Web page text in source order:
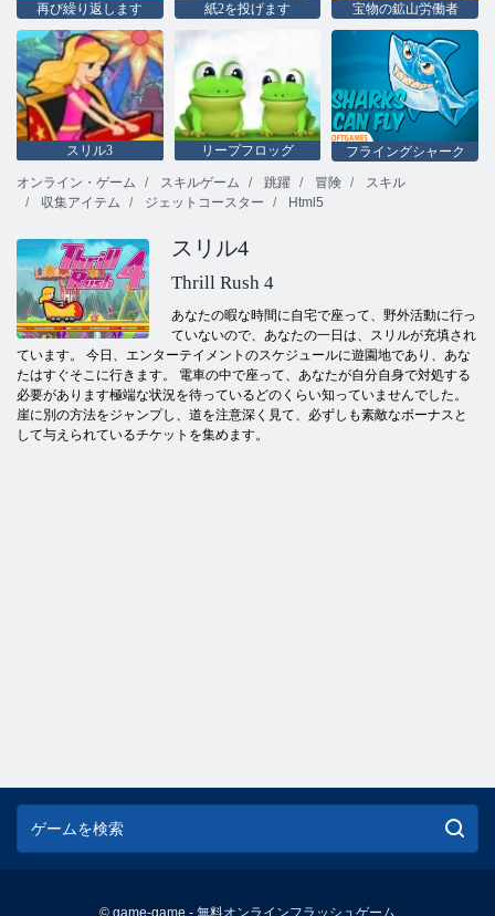
再び繰り返します 紙2を投げます 宝物の鉱山労働者
スリル3 リープフロッグ
フライングシャーク
オンライン・ゲーム
スキルゲーム 跳躍 冒険
スキル
収集アイテム
ジェットコースター Html5
スリル4
Thrill Rush 4
あなたの暇な時間に自宅で座って、野外活動に行っ
ていないので、あなたの一日は、スリルが充填され
ています。 今日、エンターテイメントのスケジュールに遊園地であり、あな
たはすぐそこに行きます。 電車の中で座って、あなたが自分自身で対処する
必要があります極端な状況を待っているどのくらい知っていませんでした。
崖に別の方法をジャンプし、道を注意深く見て、必ずしも素敵なボーナスと
して与えられているチケットを集めます。
© game-game - 無料オンラインフラッシュゲーム